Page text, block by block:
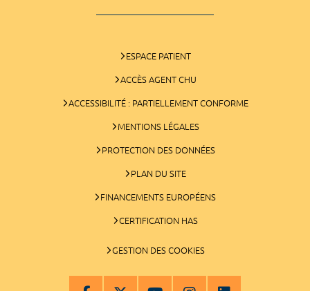
ESPACE PATIENT
ACCÈS AGENT CHU
ACCESSIBILITÉ : PARTIELLEMENT CONFORME
MENTIONS LÉGALES
PROTECTION DES DONNÉES
PLAN DU SITE
FINANCEMENTS EUROPÉENS
CERTIFICATION HAS
GESTION DES COOKIES